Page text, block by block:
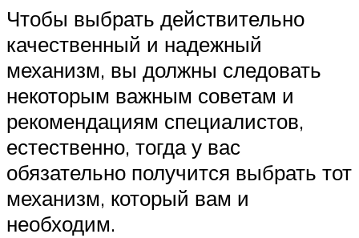
Чтобы выбрать действительно
качественный и надежный
механизм, вы должны следовать
некоторым важным советам и
рекомендациям специалистов,
естественно, тогда у вас
обязательно получится выбрать тот
механизм, который вам и
необходим.